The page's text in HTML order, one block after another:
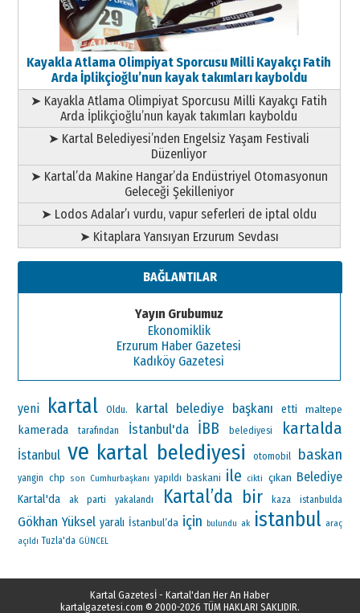
Kayakla Atlama Olimpiyat Sporcusu Milli Kayakçı Fatih
Arda İplikçioğlu’nun kayak takımları kayboldu
➤ Kayakla Atlama Olimpiyat Sporcusu Milli Kayakçı Fatih
Arda İplikçioğlu’nun kayak takımları kayboldu
➤ Kartal Belediyesi’nden Engelsiz Yaşam Festivali
Düzenliyor
➤ Kartal’da Makine Hangar’da Endüstriyel Otomasyonun
Geleceği Şekilleniyor
➤ Lodos Adalar’ı vurdu, vapur seferleri de iptal oldu
➤ Kitaplara Yansıyan Erzurum Sevdası
BAĞLANTILAR
Yayın Grubumuz
Ekonomiklik
Erzurum Haber Gazetesi
Kadıköy Gazetesi
yeni kartal Oldu. kartal belediye başkanı etti maltepe
kamerada tarafından İstanbul'da İBB belediyesi kartalda
İstanbul ve kartal belediyesi otomobil baskan
yangin chp son Cumhurbaşkanı yapıldı baskani ile cikti çıkan Belediye
Kartal'da ak parti yakalandı Kartal’da bir kaza istanbulda
Gökhan Yüksel yaralı İstanbul’da için bulundu ak istanbul araç
açıldı Tuzla'da GÜNCEL
Kartal Gazetesİ - Kartal'dan Her An Haber
kartalgazetesi.com © 2000-2026 TÜM HAKLARI SAKLIDIR.